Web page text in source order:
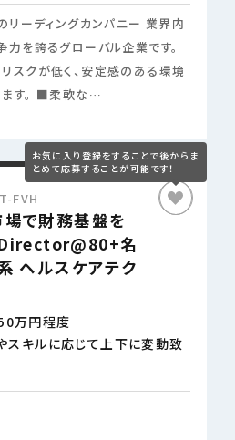
リーディングカンパニー 業界内
を誇るグローバル企業です。
スクが低く、安定感のある環境
す。 ■柔軟な…
FVH
で財務基盤を
Director@80+名
ヘルスケアテク
万円程度
キルに応じて上下に変動致